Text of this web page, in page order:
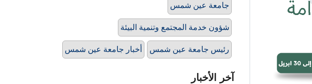
جامعة عين شمس
شؤون خدمة ‏المجتمع وتنمية البيئة
أخبار جامعة عين شمس رئيس جامعة عين شمس
آخر الأخبار